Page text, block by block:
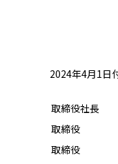
2024年4月1日
取締役社長
取締役
取締役